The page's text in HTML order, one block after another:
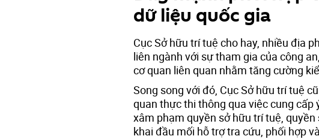
dữ liệu quốc gia
Cục Sở hữu trí tuệ cho hay, nhiều địa
liên ngành với sự tham gia của công
cơ quan liên quan nhằm tăng cường
Song song với đó, Cục Sở hữu trí tuệ
quan thực thi thông qua việc cung
xâm phạm quyền sở hữu trí tuệ,
khai đầu mối hỗ trợ tra cứu, phối hợp